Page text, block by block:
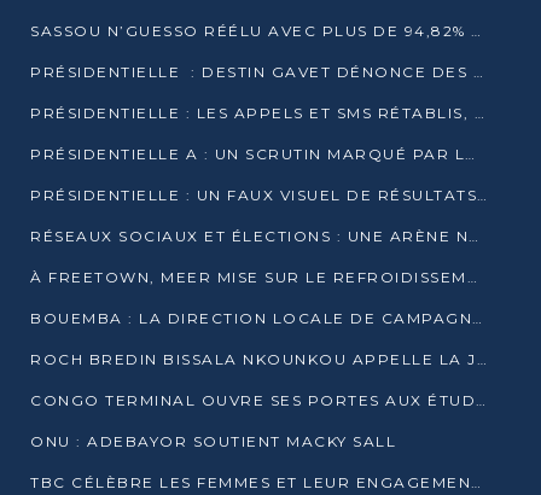
SASSOU N’GUESSO RÉÉLU AVEC PLUS DE 94,82% DES VOIX
PRÉSIDENTIELLE : DESTIN GAVET DÉNONCE DES IRRÉGULARITÉS ET REVENDIQUE LA VICTOIRE
PRÉSIDENTIELLE : LES APPELS ET SMS RÉTABLIS, INTERNET RESTE BLOQUÉ
PRÉSIDENTIELLE A : UN SCRUTIN MARQUÉ PAR LA COUPURE D’INTERNET ET UNE AFFLUENCE TIMIDE À BRAZZAVILLE
PRÉSIDENTIELLE : UN FAUX VISUEL DE RÉSULTATS CIRCULE
RÉSEAUX SOCIAUX ET ÉLECTIONS : UNE ARÈNE NUMÉRIQUE EN PLEINE MUTATION AU CONGO
À FREETOWN, MEER MISE SUR LE REFROIDISSEMENT PASSIF FACE À LA CHALEUR EXTRÊME
BOUEMBA : LA DIRECTION LOCALE DE CAMPAGNE DE DENIS SASSOU N’GUESSO MULTIPLIE LES ACTIVITÉS DE MOBILISATION
ROCH BREDIN BISSALA NKOUNKOU APPELLE LA JEUNESSE DE GOMA TSÉ-TSÉ À UN VOTE MASSIF POUR DENIS SASSOU NGUESSO
CONGO TERMINAL OUVRE SES PORTES AUX ÉTUDIANTS EN TRANSPORT ET LOGISTIQUE
ONU : ADEBAYOR SOUTIENT MACKY SALL
TBC CÉLÈBRE LES FEMMES ET LEUR ENGAGEMENT À L’OCCASION DU 8 MARS